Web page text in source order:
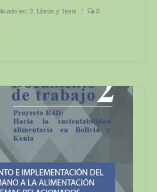
en: 3. Libros y Tesis | 0